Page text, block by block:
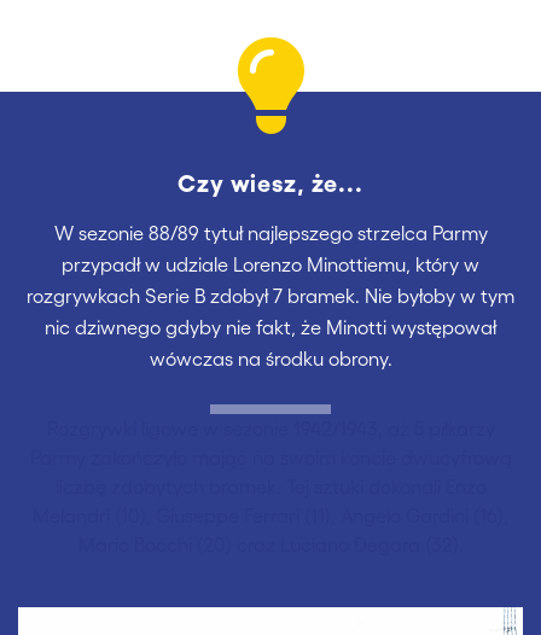
Czy wiesz, że...
W sezonie 88/89 tytuł najlepszego strzelca Parmy
przypadł w udziale Lorenzo Minottiemu, który w
rozgrywkach Serie B zdobył 7 bramek. Nie byłoby w tym
nic dziwnego gdyby nie fakt, że Minotti występował
wówczas na środku obrony.